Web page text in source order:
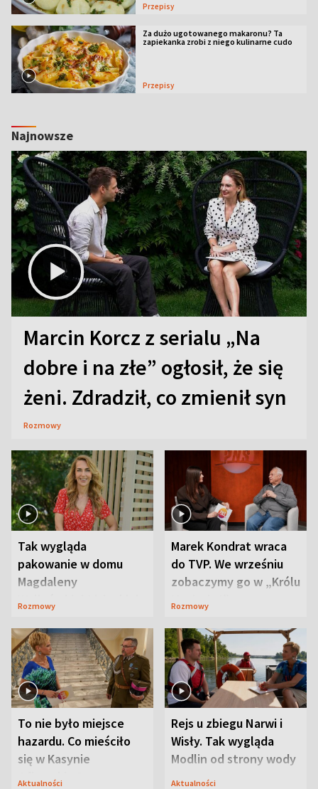
Przepisy
Za dużo ugotowanego makaronu? Ta
zapiekanka zrobi z niego kulinarne cudo
Przepisy
Najnowsze
Marcin Korcz z serialu „Na
dobre i na złe” ogłosił, że się
żeni. Zdradził, co zmienił syn
Rozmowy
Tak wygląda
pakowanie w domu
Magdaleny
Waligórskiej-Lisieckiej.
Rozmowy
Marek Kondrat wraca
do TVP. We wrześniu
zobaczymy go w „Królu
Maciusiu I”
Rozmowy
To nie było miejsce
hazardu. Co mieściło
się w Kasynie
Oficerskim?
Aktualności
Rejs u zbiegu Narwi i
Wisły. Tak wygląda
Modlin od strony wody
Aktualności